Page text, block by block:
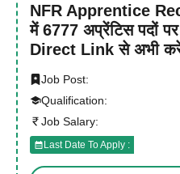
NFR Apprentice
में 6777 अप्रेंटिस पदों
Direct Link से अभी
Job Post:
Qualification:
Job Salary:
Last Date To Apply :